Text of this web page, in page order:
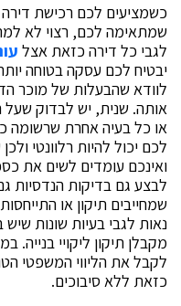
כשמציעים לכם רכישת
שמתאימה לכם, רצוי לא
לגבי כל דירה כזאת אצל
יבטיח לכם עסקה בטוחה
לוודא שהבעלות של מוכר
אותה. שנית, יש לבדוק שעל
או כל בעיה אחרת
לכם יכול להיות רלוונטי
ואינכם עומדים לשים את
לבצע גם בדיקות הנדסיות
שמחייבים תיקון או
נאות לגבי בעיות שונות
מקבלן תיקון ליקויי בנייה.
לקבל את הליווי המשפטי
כזאת ללא סיבוכים.